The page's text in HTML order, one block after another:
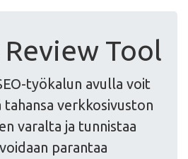
Tool
työkalun avulla voit
tahansa verkkosivuston
varalta ja tunnistaa
parantaa